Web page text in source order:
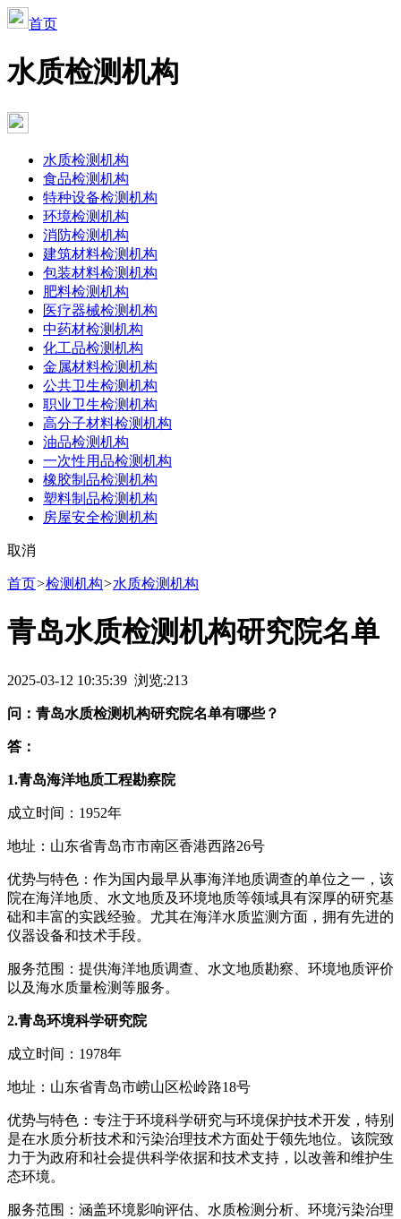
首页
水质检测机构
水质检测机构
食品检测机构
特种设备检测机构
环境检测机构
消防检测机构
建筑材料检测机构
包装材料检测机构
肥料检测机构
医疗器械检测机构
中药材检测机构
化工品检测机构
金属材料检测机构
公共卫生检测机构
职业卫生检测机构
高分子材料检测机构
油品检测机构
一次性用品检测机构
橡胶制品检测机构
塑料制品检测机构
房屋安全检测机构
取消
首页>检测机构>水质检测机构
青岛水质检测机构研究院名单
2025-03-12 10:35:39 浏览:213
问：青岛水质检测机构研究院名单有哪些？
答：
1.青岛海洋地质工程勘察院
成立时间：1952年
地址：山东省青岛市市南区香港西路26号
优势与特色：作为国内最早从事海洋地质调查的单位之一，该
院在海洋地质、水文地质及环境地质等领域具有深厚的研究基
础和丰富的实践经验。尤其在海洋水质监测方面，拥有先进的
仪器设备和技术手段。
服务范围：提供海洋地质调查、水文地质勘察、环境地质评价
以及海水质量检测等服务。
2.青岛环境科学研究院
成立时间：1978年
地址：山东省青岛市崂山区松岭路18号
优势与特色：专注于环境科学研究与环境保护技术开发，特别
是在水质分析技术和污染治理技术方面处于领先地位。该院致
力于为政府和社会提供科学依据和技术支持，以改善和维护生
态环境。
服务范围：涵盖环境影响评估、水质检测分析、环境污染治理